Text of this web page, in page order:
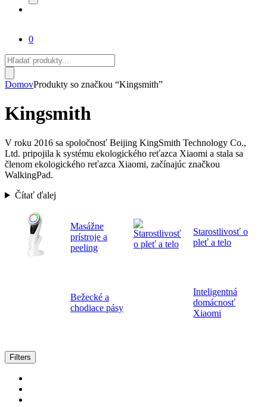
0
Products
search
DomovProdukty so značkou “Kingsmith”
Kingsmith
V roku 2016 sa spoločnosť Beijing KingSmith Technology Co.,
Ltd. pripojila k systému ekologického reťazca Xiaomi a stala sa
členom ekologického reťazca Xiaomi, začínajúc značkou
WalkingPad.
Čítať ďalej
Masážne
prístroje a
peeling
Starostlivosť o
pleť a telo
Bežecké a
chodiace pásy
Inteligentná
domácnosť
Xiaomi
Zoradené
podľa
popularity
Filters